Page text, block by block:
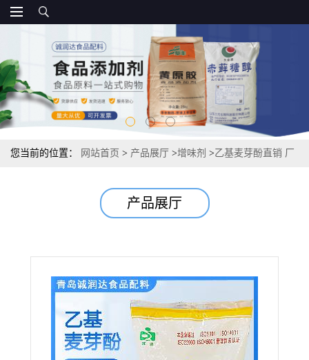
您当前的位置： 网站首页 > 产品展厅 >增味剂 >乙基麦芽酚直销 厂
产品展厅